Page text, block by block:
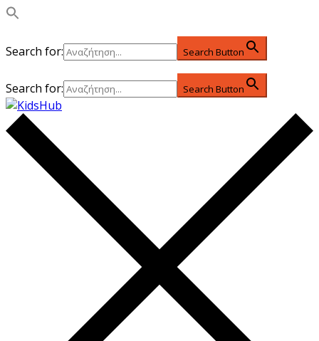
Search for: Search Button
Search for: Search Button